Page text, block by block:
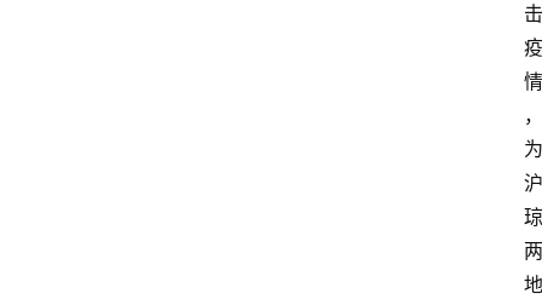
击
疫
情
，
为
沪
琼
两
地